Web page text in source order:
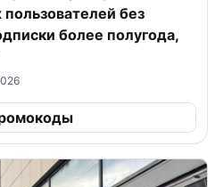
пользователей без
более полугода,